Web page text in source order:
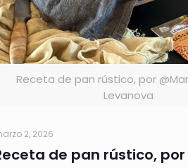
Receta de pan rústico, por
Levanova
2, 2026
de pan rústico, por